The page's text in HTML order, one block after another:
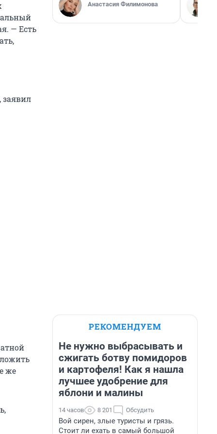
— Есть
заявил
же
Анастасия Филимонова
РЕКОМЕНДУЕМ
Не нужно выбрасывать и
сжигать ботву помидоров
и картофеля! Как я нашла
лучшее удобрение для
яблони и малины
14 часов 8 201 Обсудить
Вой сирен, злые туристы и грязь.
Стоит ли ехать в самый большой